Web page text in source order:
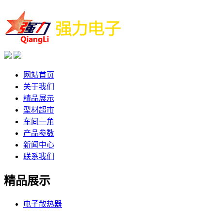
网站首页
关于我们
精品展示
型材超市
车间一角
产品参数
新闻中心
联系我们
精品展示
电子散热器